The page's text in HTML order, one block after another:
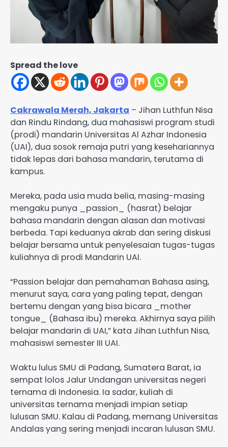
Spread the love
Cakrawala Merah, Jakarta – Jihan Luthfun Nisa
dan Rindu Rindang, dua mahasiswi program studi
(prodi) mandarin Universitas Al Azhar Indonesia
(UAI), dua sosok remaja putri yang kesehariannya
tidak lepas dari bahasa mandarin, terutama di
kampus.
Mereka, pada usia muda belia, masing-masing
mengaku punya _passion_ (hasrat) belajar
bahasa mandarin dengan alasan dan motivasi
berbeda. Tapi keduanya akrab dan sering diskusi
belajar bersama untuk penyelesaian tugas-tugas
kuliahnya di prodi Mandarin UAI.
“Passion belajar dan pemahaman Bahasa asing,
menurut saya, cara yang paling tepat, dengan
bertemu dengan yang bisa bicara _mother
tongue_ (Bahasa ibu) mereka. Akhirnya saya pilih
belajar mandarin di UAI,” kata Jihan Luthfun Nisa,
mahasiswi semester III UAI.
Waktu lulus SMU di Padang, Sumatera Barat, ia
sempat lolos Jalur Undangan universitas negeri
ternama di Indonesia. Ia sadar, kuliah di
universitas ternama menjadi impian setiap
lulusan SMU. Kalau di Padang, memang Universitas
Andalas yang sering menjadi incaran lulusan SMU.